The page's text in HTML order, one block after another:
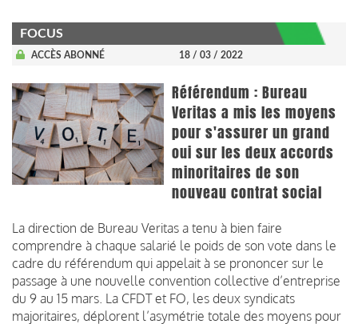
FOCUS
ACCÈS ABONNÉ 18 / 03 / 2022
Référendum : Bureau
Veritas a mis les moyens
pour s'assurer un grand
oui sur les deux accords
minoritaires de son
nouveau contrat social
La direction de Bureau Veritas a tenu à bien faire
comprendre à chaque salarié le poids de son vote dans le
cadre du référendum qui appelait à se prononcer sur le
passage à une nouvelle convention collective d’entreprise
du 9 au 15 mars. La CFDT et FO, les deux syndicats
majoritaires, déplorent l’asymétrie totale des moyens pour